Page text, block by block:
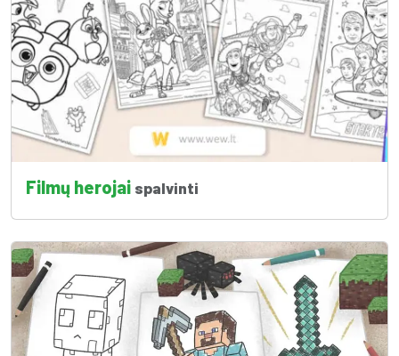
Filmų herojai spalvinti